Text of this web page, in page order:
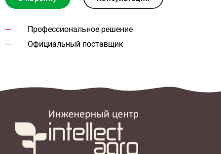
Профессиональное решение
Официальный поставщик